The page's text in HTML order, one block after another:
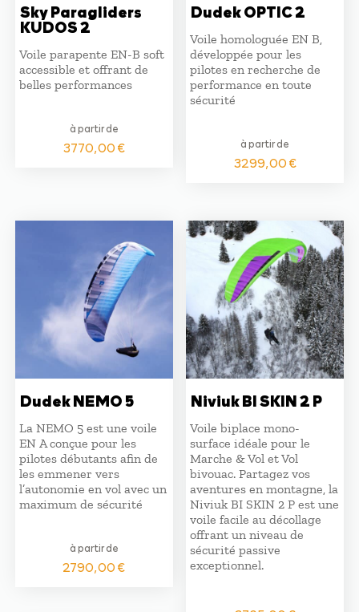
Sky Paragliders
KUDOS 2
Voile parapente EN-B soft
accessible et offrant de
belles performances
à partir de
3770,00€
Dudek OPTIC 2
Voile homologuée EN B,
développée pour les
pilotes en recherche de
performance en toute
sécurité
à partir de
3299,00€
Dudek NEMO 5
La NEMO 5 est une voile
EN A conçue pour les
pilotes débutants afin de
les emmener vers
l’autonomie en vol avec un
maximum de sécurité
à partir de
2790,00€
Niviuk BI SKIN 2 P
Voile biplace mono-
surface idéale pour le
Marche & Vol et Vol
bivouac. Partagez vos
aventures en montagne, la
Niviuk BI SKIN 2 P est une
voile facile au décollage
offrant un niveau de
sécurité passive
exceptionnel.